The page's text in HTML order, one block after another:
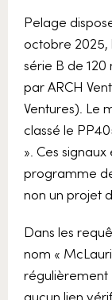
Pelage
octobre 2025,
série B de
par ARCH
Ventures). Le
classé le
». Ces
programme
non un projet
Dans les
nom «
régulièrement
aucun lien